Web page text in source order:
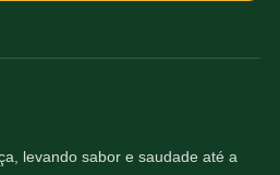
levando sabor e saudade até a